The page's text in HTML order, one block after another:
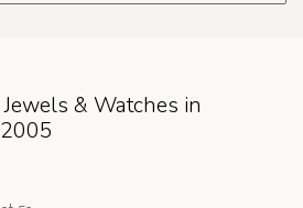
& Watches in